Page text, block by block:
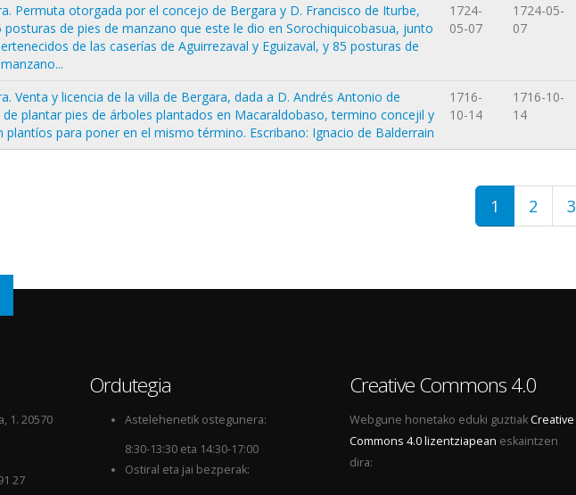
Permuta otorgada por el concejo de Bergara y D. Francisco de Iturbe,
posturas de pies de manzano que este le dio en Sorochiquicobasua, junto
de las caserías de Aguirrezaval y Eguizaval, y 85 posturas de
1724-
05-07
1724-05-
07
Venta y licencia de la villa de Bergara, dada a D. Andrés Antonio de
de plantar pies de árboles plantados en Macaraldobaso, termino concejil y
plantíos para poner en el mismo término. Escribano: Ignacio de Balderrain
1716-
10-14
1716-10-
14
1 2 3
1. 20570
27
Ordutegia
Astelehenetik ostegunera:
8:30-13:30 eta 14:30-17:00
Ostiral eta jai bezperak:
Creative Commons 4.0
Webgune honetako eduki guztiakCreative
Commons 4.0 lizentziapean eskaintzen
dira: